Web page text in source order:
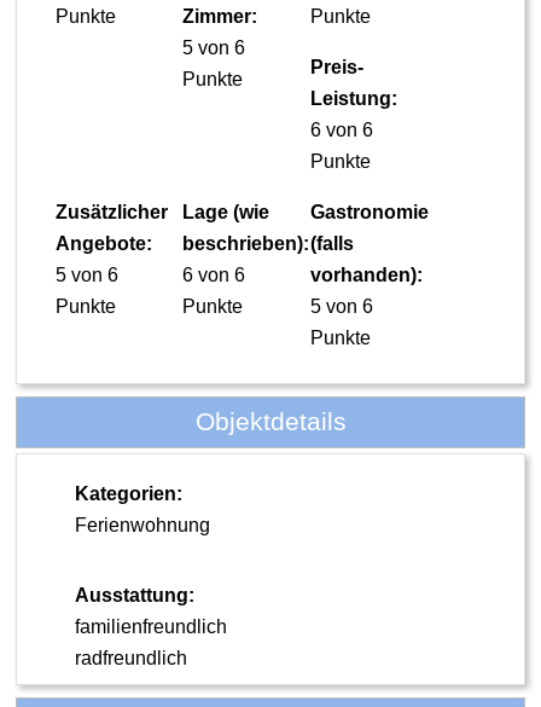
Punkte
Zimmer:
5 von 6
Punkte
Punkte
Preis-
Leistung:
6 von 6
Punkte
Zusätzlicher
Angebote:
5 von 6
Punkte
Lage (wie
beschrieben):
6 von 6
Punkte
Gastronomie
(falls
vorhanden):
5 von 6
Punkte
Objektdetails
Kategorien:
Ferienwohnung
Ausstattung:
familienfreundlich
radfreundlich